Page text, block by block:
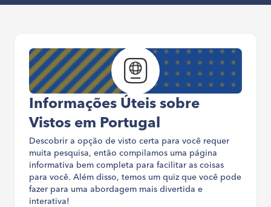
Informações Úteis sobre
Vistos em Portugal
Descobrir a opção de visto certa para você requer
muita pesquisa, então compilamos uma página
informativa bem completa para facilitar as coisas
para você. Além disso, temos um quiz que você pode
fazer para uma abordagem mais divertida e
interativa!